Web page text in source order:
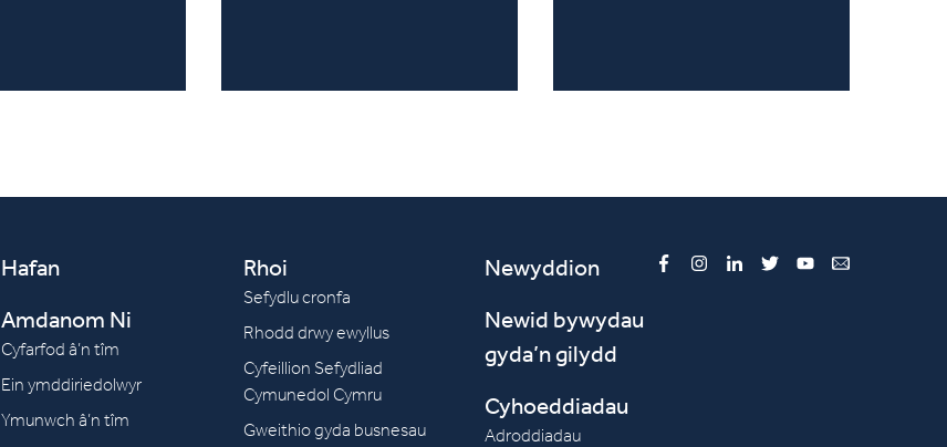
Hafan
Amdanom Ni
Cyfarfod â’n tîm
Ein ymddiriedolwyr
Ymunwch â’n tîm
Rhoi
Sefydlu cronfa
Rhodd drwy ewyllus
Cyfeillion Sefydliad
Cymunedol Cymru
Gweithio gyda busnesau
Newyddion
Newid bywydau
gyda’n gilydd
Cyhoeddiadau
Adroddiadau